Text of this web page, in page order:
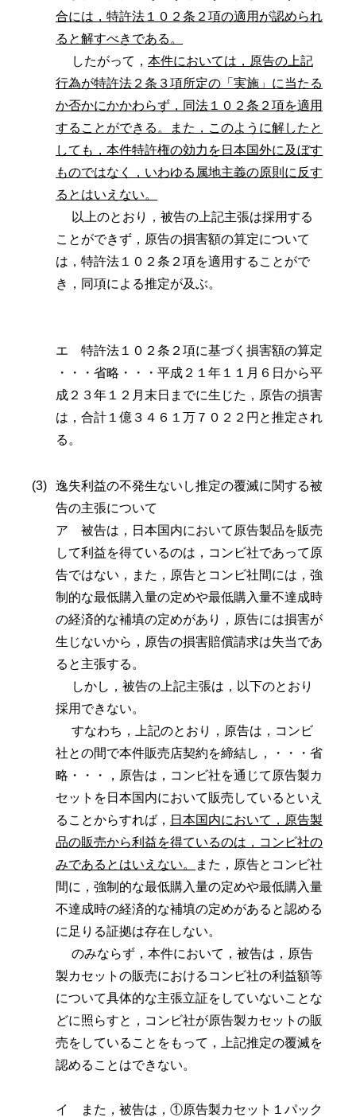
合には，特許法１０２条２項の適用が認められ
ると解すべきである。
したがって， 本件においては，原告の上記
行為が特許法２条３項所定の「実施」に当たる
か否かにかかわらず，同法１０２条２項を適用
することができる。また，このように解したと
しても，本件特許権の効力を日本国外に及ぼす
ものではなく，いわゆる属地主義の原則に反す
るとはいえない。
以上のとおり，被告の上記主張は採用する
ことができず，原告の損害額の算定について
は，特許法１０２条２項を適用することがで
き，同項による推定が及ぶ。
エ 特許法１０２条２項に基づく損害額の算定
・・・省略・・・平成２１年１１月６日から平
成２３年１２月末日までに生じた，原告の損害
は，合計１億３４６１万７０２２円と推定され
る。
逸失利益の不発生ないし推定の覆滅に関する被
告の主張について
ア 被告は，日本国内において原告製品を販売
して利益を得ているのは，コンビ社であって原
告ではない，また，原告とコンビ社間には，強
制的な最低購入量の定めや最低購入量不達成時
の経済的な補填の定めがあり，原告には損害が
生じないから，原告の損害賠償請求は失当であ
ると主張する。
しかし，被告の上記主張は，以下のとおり
採用できない。
すなわち，上記のとおり，原告は，コンビ
社との間で本件販売店契約を締結し，・・・省
略・・・，原告は，コンビ社を通じて原告製カ
セットを日本国内において販売しているといえ
ることからすれば， 日本国内において，原告製
品の販売から利益を得ているのは，コンビ社の
みであるとはいえない。
また，原告とコンビ社
間に，強制的な最低購入量の定めや最低購入量
不達成時の経済的な補填の定めがあると認める
に足りる証拠は存在しない。
のみならず，本件において，被告は，原告
製カセットの販売におけるコンビ社の利益額等
について具体的な主張立証をしていないことな
どに照らすと，コンビ社が原告製カセットの販
売をしていることをもって，上記推定の覆滅を
認めることはできない。
イ また，被告は，①原告製カセット１パック